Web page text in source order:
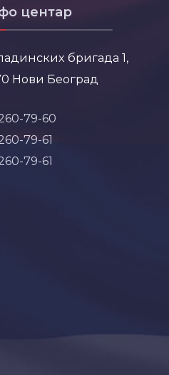
центар
бригада 1,
Нови Београд
79-60
79-61
79-61